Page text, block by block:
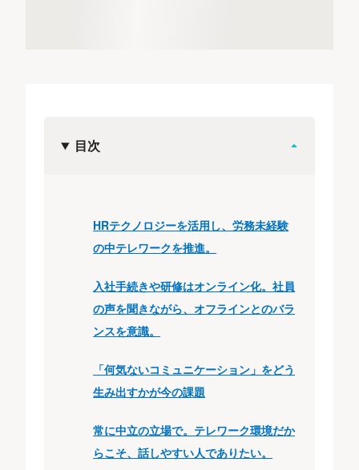
目次
HRテクノロジーを活用し、労務未経験
の中テレワークを推進。
入社手続きや研修はオンライン化。社員
の声を聞きながら、オフラインとのバラ
ンスを意識。
「何気ないコミュニケーション」をどう
生み出すかが今の課題
常に中立の立場で。テレワーク環境だか
らこそ、話しやすい人でありたい。